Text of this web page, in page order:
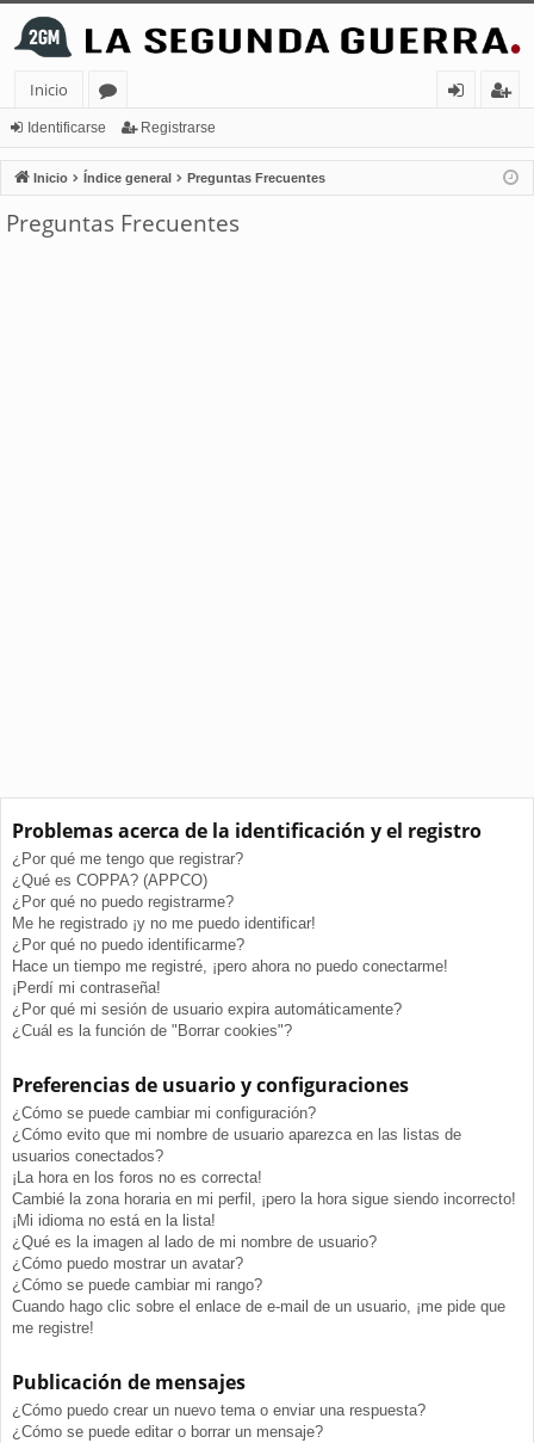
Inicio
or
os
nt
ifi
ist
ra
Identificarse Registrarse
Inicio Índice general Preguntas Frecuentes
Preguntas Frecuentes
Problemas acerca de la identificación y el registro
¿Por qué me tengo que registrar?
¿Qué es COPPA? (APPCO)
¿Por qué no puedo registrarme?
Me he registrado ¡y no me puedo identificar!
¿Por qué no puedo identificarme?
Hace un tiempo me registré, ¡pero ahora no puedo conectarme!
¡Perdí mi contraseña!
¿Por qué mi sesión de usuario expira automáticamente?
¿Cuál es la función de "Borrar cookies"?
Preferencias de usuario y configuraciones
¿Cómo se puede cambiar mi configuración?
¿Cómo evito que mi nombre de usuario aparezca en las listas de
usuarios conectados?
¡La hora en los foros no es correcta!
Cambié la zona horaria en mi perfil, ¡pero la hora sigue siendo incorrecto!
¡Mi idioma no está en la lista!
¿Qué es la imagen al lado de mi nombre de usuario?
¿Cómo puedo mostrar un avatar?
¿Cómo se puede cambiar mi rango?
Cuando hago clic sobre el enlace de e-mail de un usuario, ¡me pide que
me registre!
Publicación de mensajes
¿Cómo puedo crear un nuevo tema o enviar una respuesta?
¿Cómo se puede editar o borrar un mensaje?